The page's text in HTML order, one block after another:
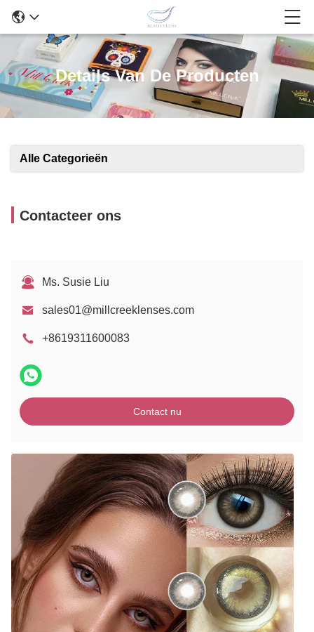
Details Van De Producten
Alle Categorieën
Contacteer ons
Ms. Susie Liu
sales01@millcreeklenses.com
+8619311600083
Contact nu